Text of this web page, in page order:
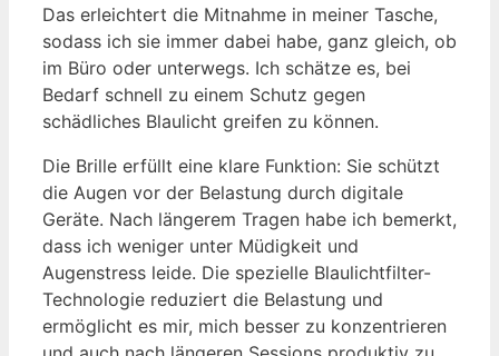
Das erleichtert die Mitnahme in meiner Tasche,
sodass ich sie immer dabei habe, ganz gleich, ob
im Büro oder unterwegs. Ich schätze es, bei
Bedarf schnell zu einem Schutz gegen
schädliches Blaulicht greifen zu können.
Die Brille erfüllt eine klare Funktion: Sie schützt
die Augen vor der Belastung durch digitale
Geräte. Nach längerem Tragen habe ich bemerkt,
dass ich weniger unter Müdigkeit und
Augenstress leide. Die spezielle Blaulichtfilter-
Technologie reduziert die Belastung und
ermöglicht es mir, mich besser zu konzentrieren